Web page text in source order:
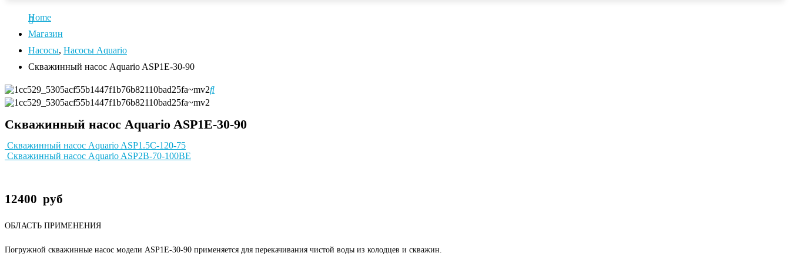
Home
Магазин
Насосы, Насосы Aquario
Cкважинный насос Aquario ASP1E-30-90
Cкважинный насос Aquario ASP1E-30-90
Cкважинный насос Aquario ASP1.5С-120-75
Cкважинный насос Aquario ASP2B-70-100BE
12400 руб
ОБЛАСТЬ ПРИМЕНЕНИЯ
Погружной скважинные насос модели ASP1Е-30-90 применяется для перекачивания чистой воды из колодцев и скважин.